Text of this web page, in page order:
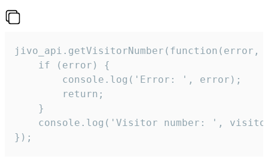
jivo_api.getVisitorNumber(function(error,
    if (error) {
        console.log('Error: ', error);
        return;
    }
console.log('Visitor number: ',
});